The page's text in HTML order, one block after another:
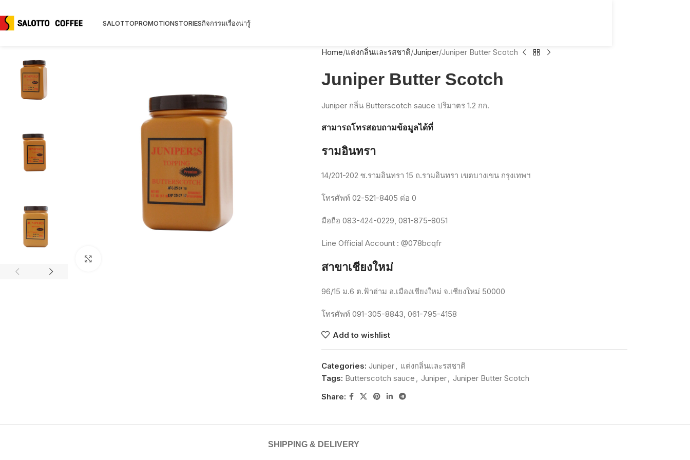
SALOTTOPROMOTIONSTORIESกิจกรรมเรื่องน่ารู้
Home แต่งกลิ่นและรสชาติ Juniper Juniper Butter Scotch
Juniper Butter Scotch
Juniper กลิ่น Butterscotch sauce ปริมาตร 1.2 กก.
สามารถโทรสอบถามข้อมูลได้ที่
รามอินทรา
14/201-202 ซ.รามอินทรา 15 ถ.รามอินทรา เขตบางเขน กรุงเทพฯ
โทรศัพท์02-521-8405 ต่อ 0
มือถือ 083-424-0229, 081-875-8051
Line Official Account : @078bcqfr
สาขาเชียงใหม่
96/15 ม.6 ต.ฟ้าฮ่าม อ.เมืองเชียงใหม่ จ.เชียงใหม่ 50000
โทรศัพท์091-305-8843, 061-795-4158
Add to wishlist
Categories: Juniper, แต่งกลิ่นและรสชาติ
Tags: Butterscotch sauce , Juniper, Juniper Butter Scotch
Share:
SHIPPING & DELIVERY